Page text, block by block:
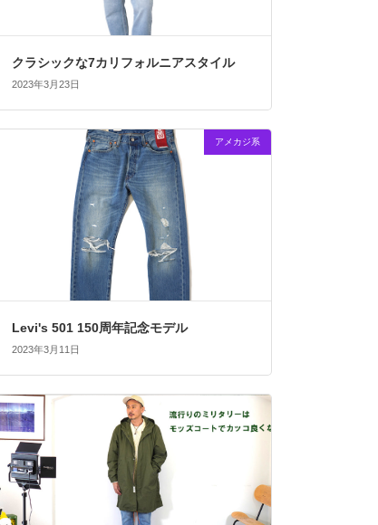
クラシックな7カリフォルニアスタイル
2023年3月23日
アメカジ系
Levi's 501 150周年記念モデル
2023年3月11日